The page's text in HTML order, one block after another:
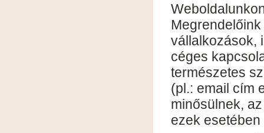
vállalkozások,
céges
természetes
(pl.: email cím
minősülnek,
ezek